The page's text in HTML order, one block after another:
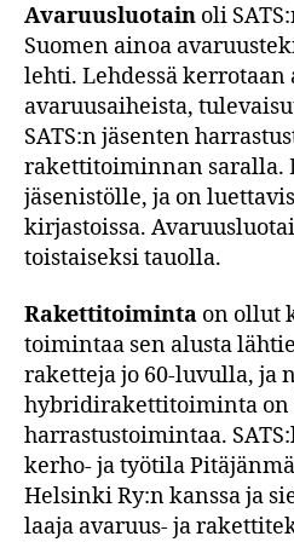
Avaruusluotain oli
Suomen ainoa
lehti. Lehdessä
avaruusaiheista,
SATS:n jäsenten
rakettitoiminnan saralla.
jäsenistölle, ja on
kirjastoissa.
toistaiseksi tauolla.
Rakettitoiminta on ollut
toimintaa sen alusta
raketteja jo 60-luvulla, ja
hybridirakettitoiminta on
harrastustoimintaa.
kerho- ja työtila
Helsinki Ry:n kanssa ja
laaja avaruus- ja